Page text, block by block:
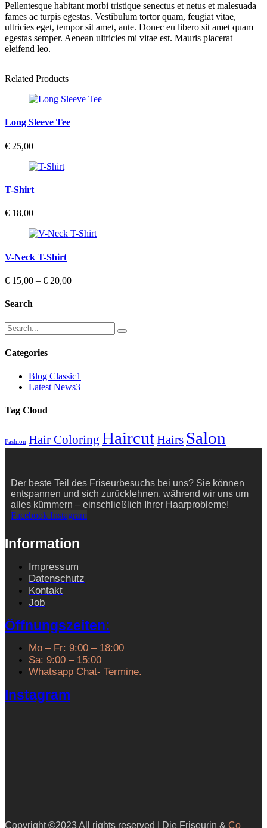
Pellentesque habitant morbi tristique senectus et netus et malesuada
fames ac turpis egestas. Vestibulum tortor quam, feugiat vitae,
ultricies eget, tempor sit amet, ante. Donec eu libero sit amet quam
egestas semper. Aenean ultricies mi vitae est. Mauris placerat
eleifend leo.
Related Products
Long Sleeve Tee
€ 25,00
T-Shirt
€ 18,00
V-Neck T-Shirt
€ 15,00 – € 20,00Preisspanne:
Search
Categories
Blog Classic1
Latest News3
Tag Cloud
Fashion Hair Coloring HaircutHairs Salon
Der beste Teil des Friseurbesuchs bei uns? Sie können
entspannen und sich zurücklehnen, während wir uns um
alles kümmern – einschließlich Ihrer Haarprobleme!
Facebook Instagram
Information
Impressum
Datenschutz
Kontakt
Job
Öffnungszeiten:
Mo – Fr: 9:00 – 18:00
Sa: 9:00 – 15:00
Whatsapp Chat- Termine.
Instagram
Copyright ©2023 All rights reserved | Die Friseurin & Co